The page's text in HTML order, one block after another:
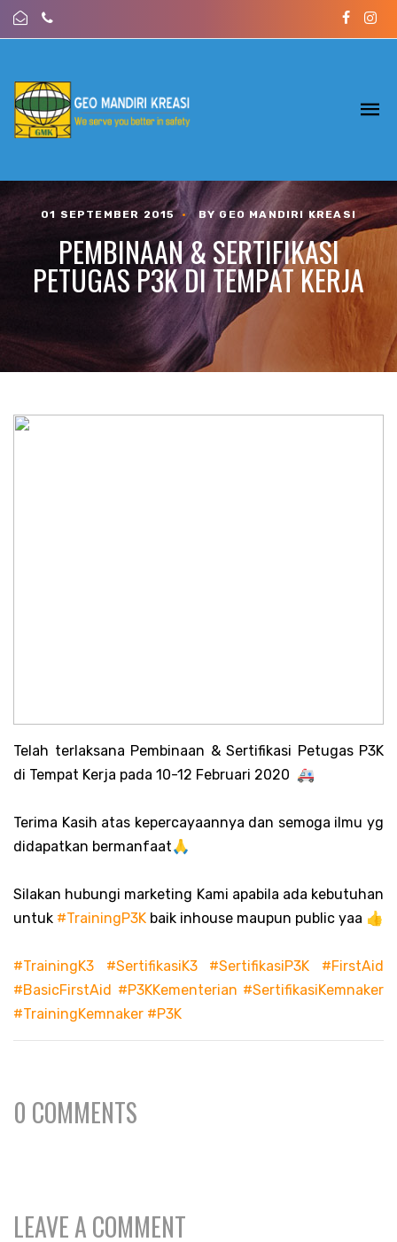
01 SEPTEMBER 2015 • BY GEO MANDIRI KREASI
PEMBINAAN & SERTIFIKASI
PETUGAS P3K DI TEMPAT KERJA
Telah terlaksana Pembinaan & Sertifikasi Petugas P3K
di Tempat Kerja pada 10-12 Februari 2020 🚑
Terima Kasih atas kepercayaannya dan semoga ilmu yg
didapatkan bermanfaat🙏
Silakan hubungi marketing Kami apabila ada kebutuhan
untuk #TrainingP3K baik inhouse maupun public yaa 👍
#TrainingK3 #SertifikasiK3 #SertifikasiP3K
#FirstAid
#BasicFirstAid #P3KKementerian #SertifikasiKemnaker
#TrainingKemnaker #P3K
0 COMMENTS
LEAVE A COMMENT